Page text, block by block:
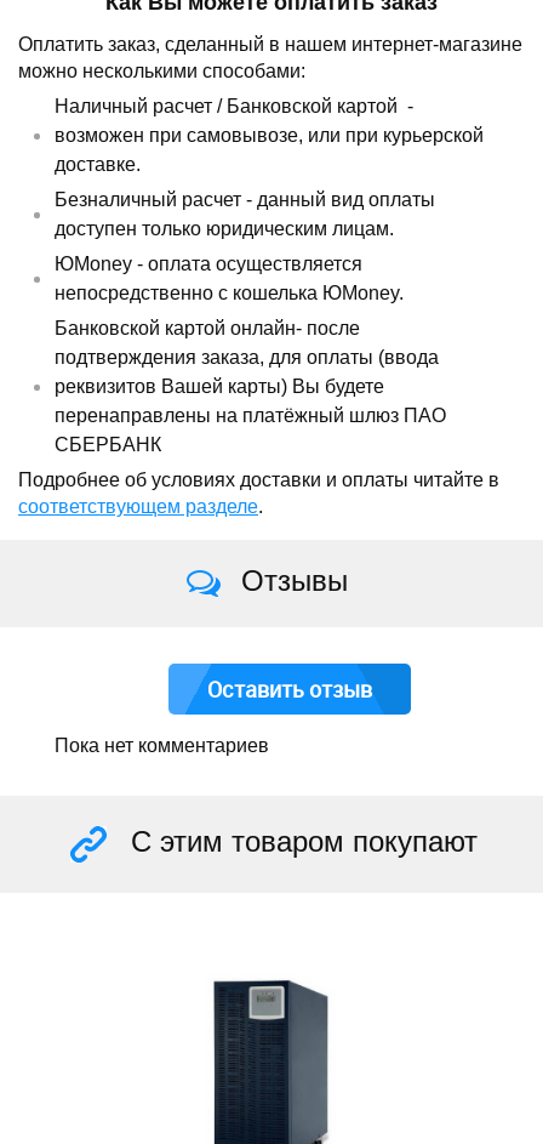
Оплатить заказ, сделанный в нашем интернет-магазине
можно несколькими способами:
Наличный расчет / Банковской картой -
возможен при самовывозе, или при курьерской
доставке.
Безналичный расчет - данный вид оплаты
доступен только юридическим лицам.
ЮMoney - оплата осуществляется
непосредственно с кошелька ЮMoney.
Банковской картой онлайн- после
подтверждения заказа, для оплаты (ввода
реквизитов Вашей карты) Вы будете
перенаправлены на платёжный шлюз ПАО
СБЕРБАНК
Подробнее об условиях доставки и оплаты читайте в
соответствующем разделе.
Отзывы
Оставить отзыв
Пока нет комментариев
С этим товаром покупают